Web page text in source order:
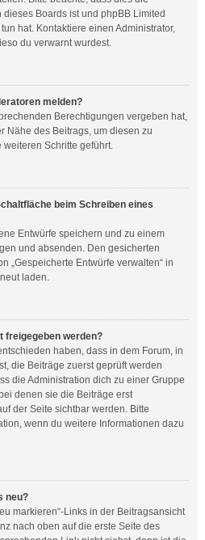
Boards ist und phpBB Limited
hat. Kontaktiere einen Administrator,
du verwarnt wurdest.
melden?
Berechtigungen vergeben hat,
Nähe des Beitrags, um diesen zu
Schritte geführt.
beim Schreiben eines
Entwürfe speichern und zu einem
und absenden. Den gesicherten
„Gespeicherte Entwürfe verwalten“ in
laden.
freigegeben werden?
haben, dass in dem Forum, in
die Beiträge zuerst geprüft werden
die Administration dich zu einer Gruppe
denen sie die Beiträge erst
der Seite sichtbar werden. Bitte
wenn du weitere Informationen dazu
neu?
markieren“-Links in der Beitragsansicht
nach oben auf die erste Seite des